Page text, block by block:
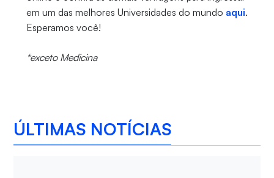
em um das melhores Universidades do mundo aqui.
Esperamos você!
*exceto Medicina
ÚLTIMAS NOTÍCIAS